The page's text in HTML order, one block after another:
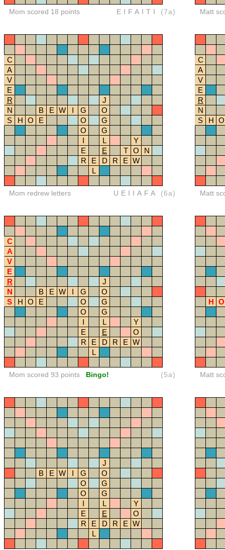
Mom scored 18 points EIFAITI (7a) Matt
C
A
V
E
R
J
N
B E W I G
O
S
H O E O
G
O
G
I
L
Y
E
E T O
N
R
E D R E W
L
Mom redrew letters UEIIAFA (6a)
C
A
V
E
R
N
S
H O
Matt
C
A
V
E
R
J
N
B E W I G
O
S
H O E O
G
O
G
I
L
Y
E
E
O
R
E D R E W
L
Mom scored 93 points Bingo! (5a)
H O
Matt
J
B
E W I G
O
O
G
O
G
I
L
Y
E
E
O
R
E D R E W
L